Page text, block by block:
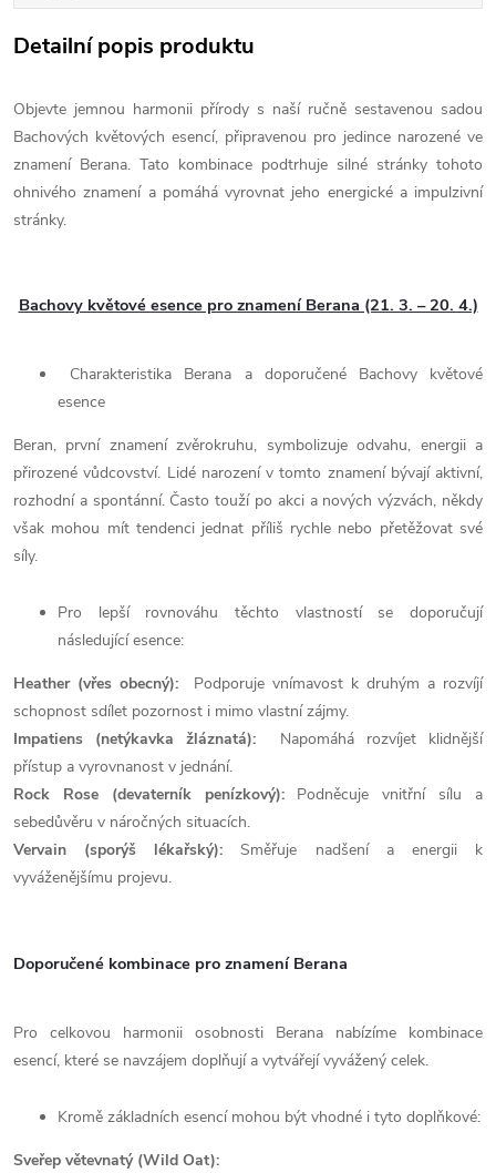
Detailní popis produktu
Objevte jemnou harmonii přírody s naší ručně sestavenou sadou
Bachových květových esencí, připravenou pro jedince narozené ve
znamení Berana. Tato kombinace podtrhuje silné stránky tohoto
ohnivého znamení a pomáhá vyrovnat jeho energické a impulzivní
stránky.
Bachovy květové esence pro znamení Berana (21. 3. – 20. 4.)
Charakteristika Berana a doporučené Bachovy květové
esence
Beran, první znamení zvěrokruhu, symbolizuje odvahu, energii a
přirozené vůdcovství. Lidé narození v tomto znamení bývají aktivní,
rozhodní a spontánní. Často touží po akci a nových výzvách, někdy
však mohou mít tendenci jednat příliš rychle nebo přetěžovat své
síly.
Pro lepší rovnováhu těchto vlastností se doporučují
následující esence:
Heather (vřes obecný): Podporuje vnímavost k druhým a rozvíjí
schopnost sdílet pozornost i mimo vlastní zájmy.
Impatiens (netýkavka žláznatá):
Napomáhá rozvíjet klidnější
přístup a vyrovnanost v jednání.
Rock Rose (devaterník penízkový):Podněcuje vnitřní sílu a
sebedůvěru v náročných situacích.
Vervain (sporýš lékařský): Směřuje nadšení a energii k
vyváženějšímu projevu.
Doporučené kombinace pro znamení Berana
Pro celkovou harmonii osobnosti Berana nabízíme kombinace
esencí, které se navzájem doplňují a vytvářejí vyvážený celek.
Kromě základních esencí mohou být vhodné i tyto doplňkové:
Sveřep větevnatý (Wild Oat):